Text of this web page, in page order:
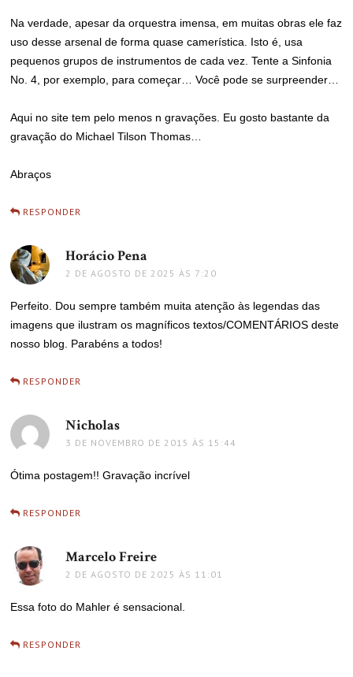
Na verdade, apesar da orquestra imensa, em muitas obras ele faz
uso desse arsenal de forma quase camerística. Isto é, usa
pequenos grupos de instrumentos de cada vez. Tente a Sinfonia
No. 4, por exemplo, para começar… Você pode se surpreender…
Aqui no site tem pelo menos n gravações. Eu gosto bastante da
gravação do Michael Tilson Thomas…
Abraços
RESPONDER
Horácio Pena
2 DE AGOSTO DE 2025 ÀS 7:20
Perfeito. Dou sempre também muita atenção às legendas das
imagens que ilustram os magníficos textos/COMENTÁRIOS deste
nosso blog. Parabéns a todos!
RESPONDER
Nicholas
3 DE NOVEMBRO DE 2015 ÀS 15:44
Ótima postagem!! Gravação incrível
RESPONDER
Marcelo Freire
2 DE AGOSTO DE 2025 ÀS 11:01
Essa foto do Mahler é sensacional.
RESPONDER